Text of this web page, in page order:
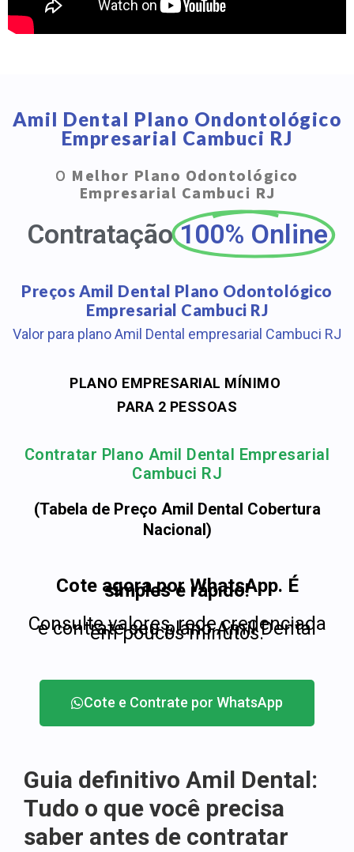
Amil Dental Plano Ondontológico
Empresarial Cambuci RJ
O Melhor Plano Odontológico
Empresarial Cambuci RJ
Contratação 100% Online
Preços Amil Dental Plano Odontológico
Empresarial Cambuci RJ
Valor para plano Amil Dental empresarial Cambuci RJ
PLANO EMPRESARIAL MÍNIMO
PARA 2 PESSOAS
Contratar Plano Amil Dental Empresarial
Cambuci RJ
(Tabela de Preço Amil Dental Cobertura
Nacional)
Cote agora por WhatsApp. É
simples e rápido!
Consulte valores, rede credenciada
e contrate seu plano Amil Dental
em poucos minutos.
Cote e Contrate por WhatsApp
Guia definitivo Amil Dental:
Tudo o que você precisa
saber antes de contratar